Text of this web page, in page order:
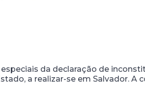
da declaração de
a realizar-se em Salvador. A